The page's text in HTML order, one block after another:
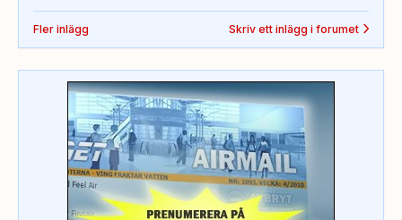
Fler inlägg Skriv ett inlägg i forumet